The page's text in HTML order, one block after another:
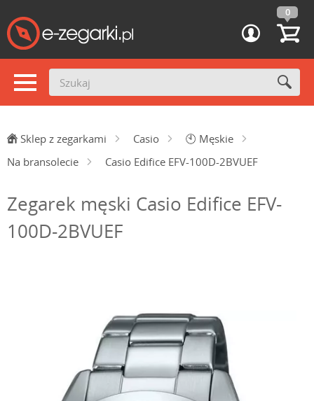
0
Sklep z zegarkami Casio 🕙 Męskie
Na bransolecie
Casio Edifice EFV-100D-2BVUEF
Zegarek męski Casio Edifice EFV-
100D-2BVUEF